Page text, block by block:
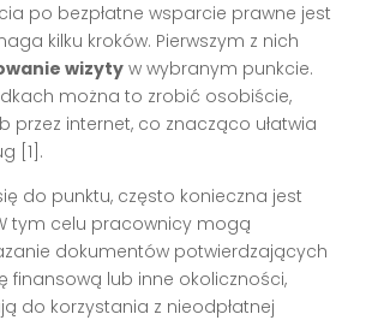
po bezpłatne wsparcie prawne jest
kilku kroków. Pierwszym z nich
wizyty w wybranym punkcie.
można to zrobić osobiście,
przez internet, co znacząco ułatwia
[1].
do punktu, często konieczna jest
tym celu pracownicy mogą
dokumentów potwierdzających
finansową lub inne okoliczności,
do korzystania z nieodpłatnej